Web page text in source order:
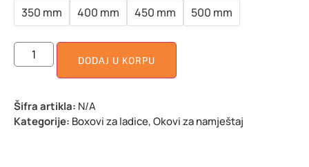
350 mm 400 mm 450 mm 500 mm
DODAJ U KORPU
Šifra artikla: N/A
Kategorije: Boxovi za ladice,Okovi za namještaj